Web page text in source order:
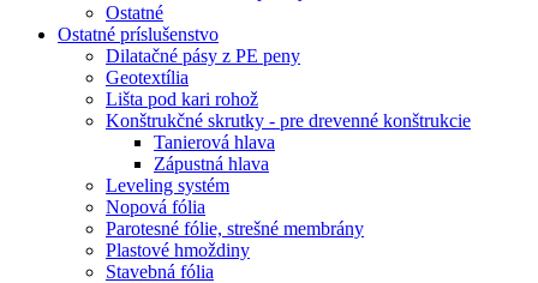
Ostatné
Ostatné príslušenstvo
Dilatačné pásy z PE peny
Geotextília
Lišta pod kari rohož
Konštrukčné skrutky - pre drevenné konštrukcie
Tanierová hlava
Zápustná hlava
Leveling systém
Nopová fólia
Parotesné fólie, strešné membrány
Plastové hmoždiny
Stavebná fólia